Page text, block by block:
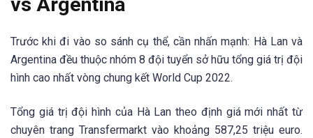
Trước khi đi vào so sánh cụ thể, cần nhấn mạnh: Hà Lan và
Argentina đều thuộc nhóm 8 đội tuyển sở hữu tổng giá trị đội
hình cao nhất vòng chung kết World Cup 2022.
Tổng giá trị đội hình của Hà Lan theo định giá mới nhất từ
chuyên trang Transfermarkt vào khoảng 587,25 triệu euro.